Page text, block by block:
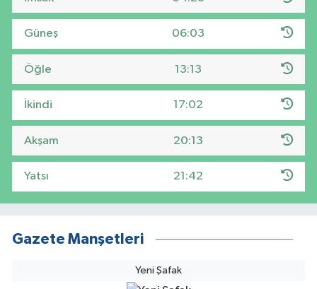
Güneş 06:03
Öğle 13:13
İkindi 17:02
Akşam 20:13
Yatsı 21:42
Gazete Manşetleri
Yeni Şafak